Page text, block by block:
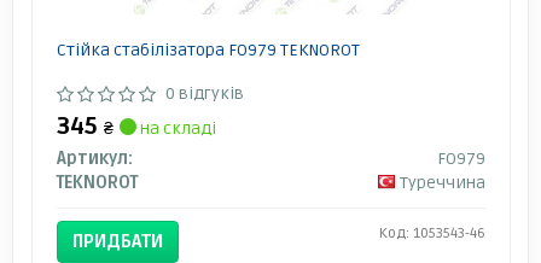
Стійка стабілізатора FO979 TEKNOROT
0 відгуків
345 ₴
на складі
Артикул:
FO979
TEKNOROT
Туреччина
ПРИДБАТИ Код: 1053543-46